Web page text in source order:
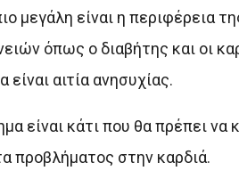
μεγάλη είναι η περιφέρεια
όπως ο διαβήτης και οι
αιτία ανησυχίας.
είναι κάτι που θα πρέπει
προβλήματος στην καρδιά.